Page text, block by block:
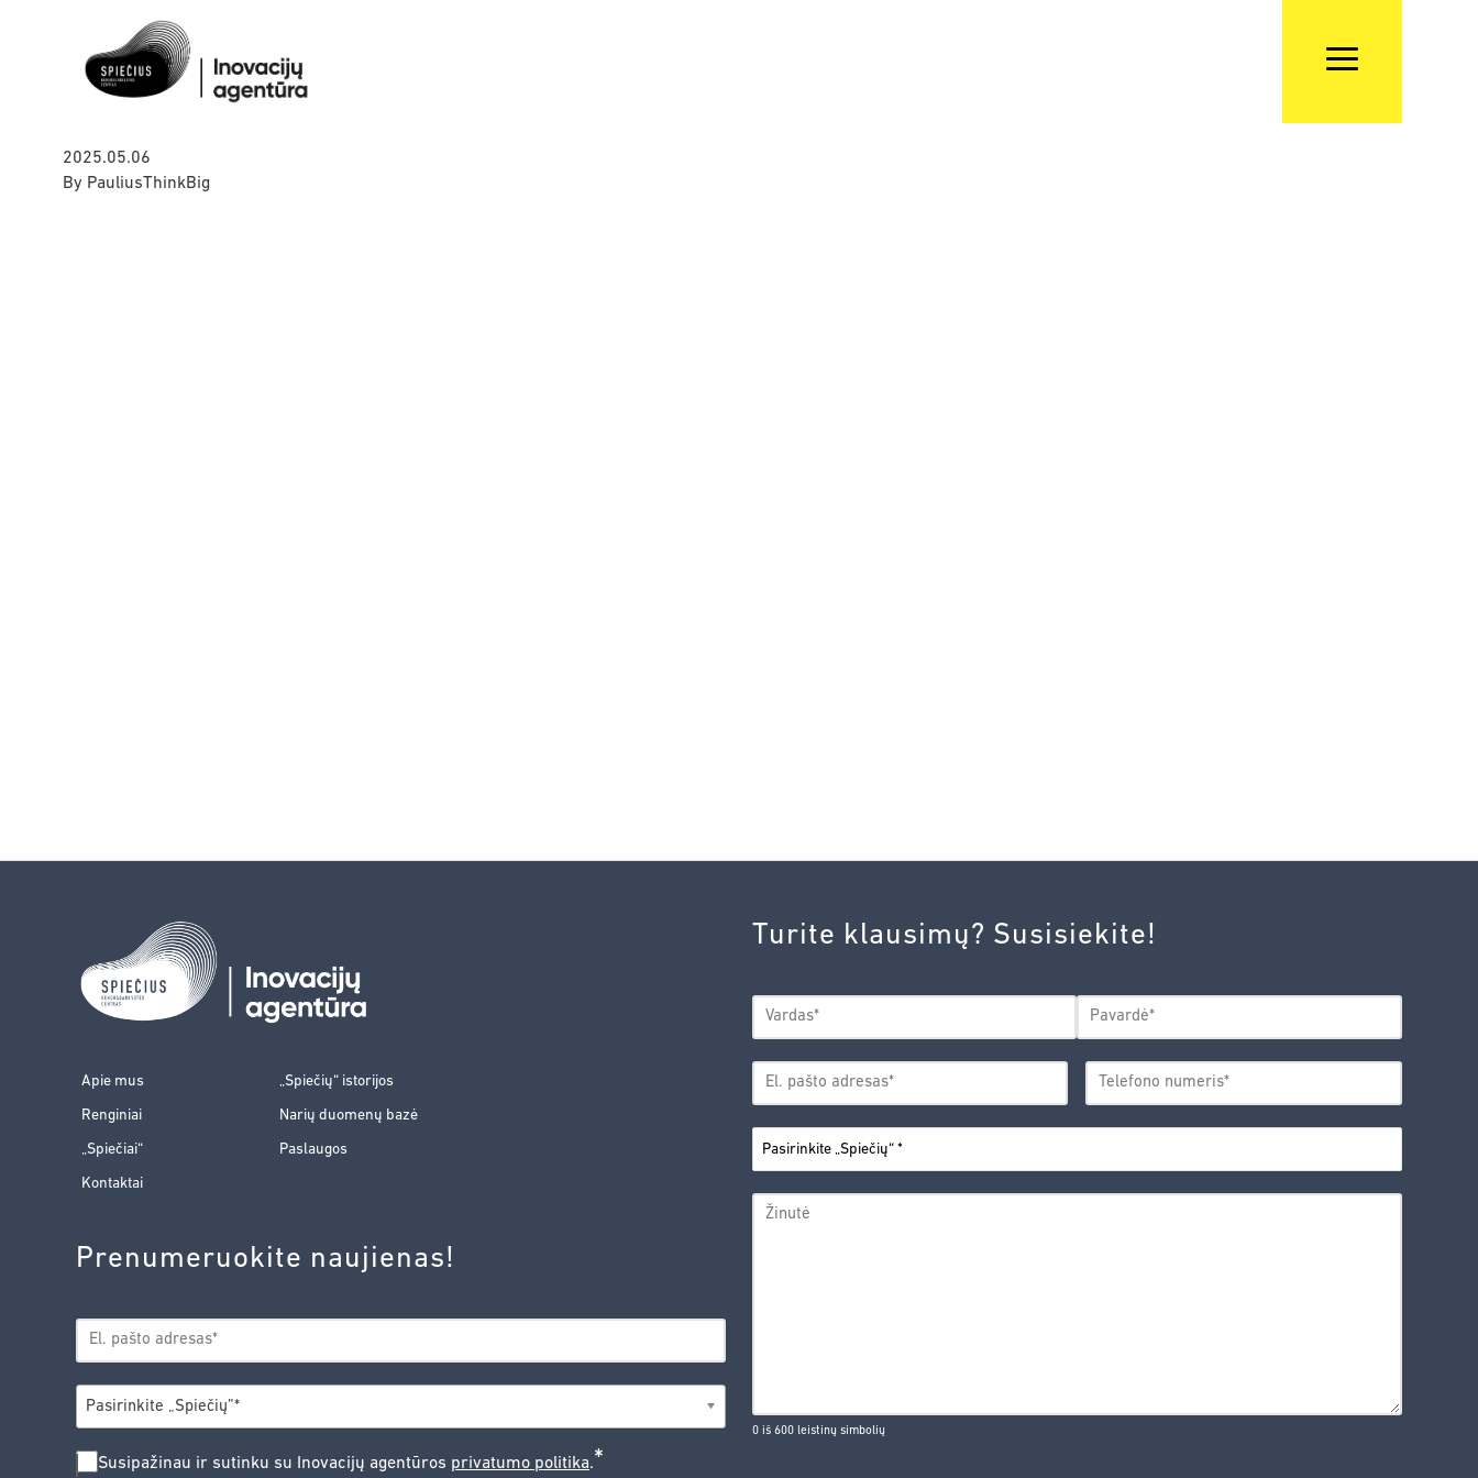
2025.05.06
By PauliusThinkBig
Apie mus „Spiečių“ istorijos
Renginiai Narių duomenų bazė
„Spiečiai“ Paslaugos
Kontaktai
Prenumeruokite naujienas!
EL.
PAŠTAS*
MIESTAS*
Pasirinkite „Spiečių”*
SUSIPAŽINAU
Susipažinau ir sutinku su Inovacijų agentūros privatumo politika.*
Turite klausimų? Susisiekite!
VARDAS
EL.
ADRESAS*
TELEFONO
NUMERIS*
PASIRINKITE
„SPIEČIŲ“*
ŽINUTĖ
0 iš 600 leistinų simbolių